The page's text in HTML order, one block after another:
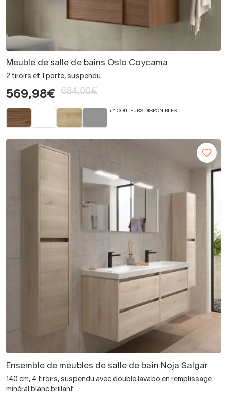
Meuble de salle de bains Oslo Coycama
2 tiroirs et 1 porte, suspendu
569,98€ 684,00€
+ 1 COULEURS DISPONIBLES
Ensemble de meubles de salle de bain Noja Salgar
140 cm, 4 tiroirs, suspendu avec double lavabo en remplissage
minéral blanc brillant